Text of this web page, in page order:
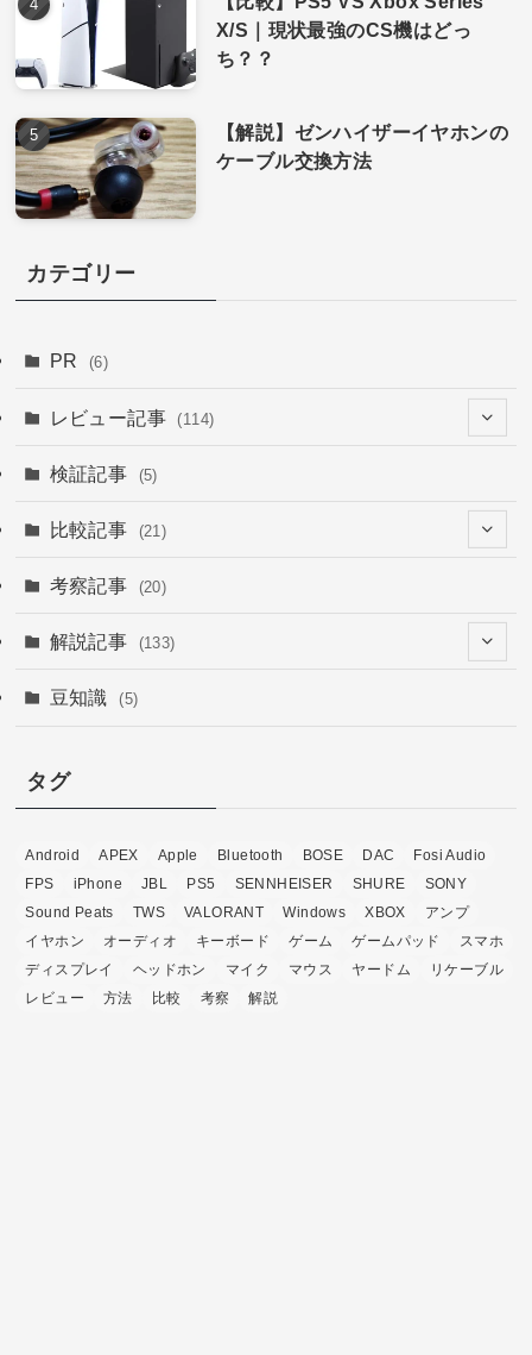
X/S｜現状最強のCS機はどっ
ち？？
【解説】ゼンハイザーイヤホンの
ケーブル交換方法
カテゴリー
PR (6)
レビュー記事 (114)
(4)
検証記事 (5)
比較記事 (21)
考察記事 (20)
解説記事 (133)
豆知識 (5)
タグ
Android APEX Apple Bluetooth BOSE DAC
Fosi Audio
FPS
iPhone JBL PS5 SENNHEISER SHURE
SONY
Sound Peats
TWS VALORANT Windows XBOX
アンプ
イヤホン
オーディオ キーボード ゲーム ゲームパッド
スマホ
ディスプレイ
ヘッドホン マイク マウス ヤードム
リケーブル
レビュー
方法 比較 考察 解説